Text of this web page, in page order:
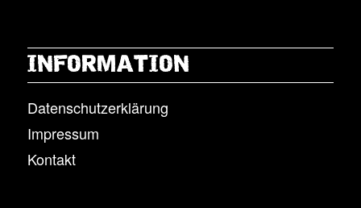
INFORMATION
Datenschutzerklärung
Impressum
Kontakt